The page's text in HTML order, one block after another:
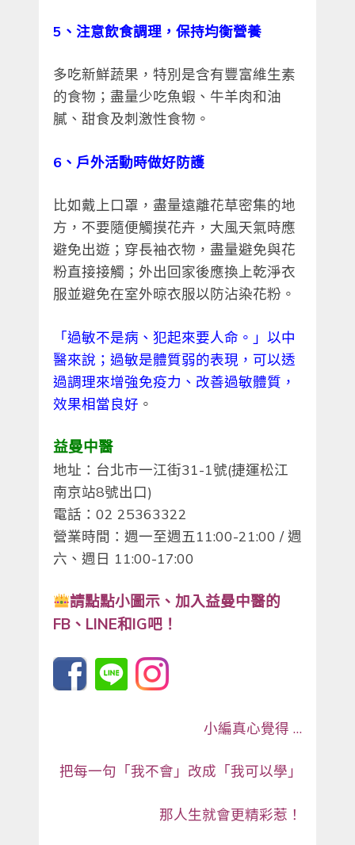
5、注意飲食調理，保持均衡營養
多吃新鮮蔬果，特別是含有豐富維生素
的食物；盡量少吃魚蝦、牛羊肉和油
膩、甜食及刺激性食物。
6、戶外活動時做好防護
比如戴上口罩，盡量遠離花草密集的地
方，不要隨便觸摸花卉，大風天氣時應
避免出遊；穿長袖衣物，盡量避免與花
粉直接接觸；外出回家後應換上乾淨衣
服並避免在室外晾衣服以防沾染花粉。
「過敏不是病、犯起來要人命。」以中
醫來說；過敏是體質弱的表現，可以透
過調理來增強免疫力、改善過敏體質，
效果相當良好 。
益曼中醫
地址：台北市一江街31-1號(捷運松江
南京站8號出口)
電話：02 25363322
營業時間：週一至週五11:00-21:00 / 週
六、週日 11:00-17:00
請點點小圖示、加入益曼中醫的
FB、LINE和IG吧！
小編真心覺得 …
把每一句「我不會」改成「我可以學」
那人生就會更精彩惹！